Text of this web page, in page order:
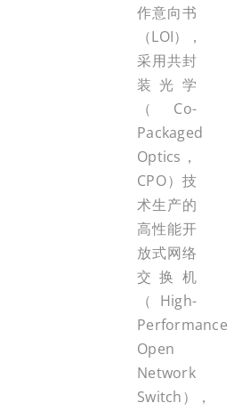
作意向书
（LOI），
采用共封
装光学
（Co-
Packaged
Optics，
CPO）技
术生产的
高性能开
放式网络
交换机
（High-
Performance
Open
Network
Switch），